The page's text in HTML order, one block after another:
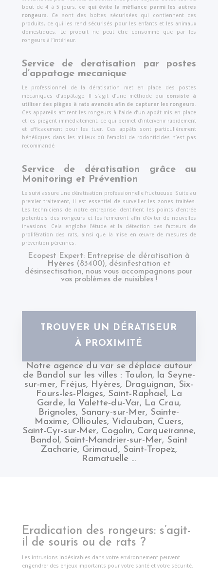
bout de 4 à 5 jours, ce qui évite la méfiance parmi les autres
rongeurs.
Ce sont des boîtes sécurisées qui contiennent ces
produits, ce qui les rend sécurisés pour les enfants et les animaux
domestiques. Le produit ne peut être consommé que par les
rongeurs à l’intérieur.
Service de deratisation par postes
d’appatage mecanique
Le professionnel de la dératisation met en place des postes
mécaniques d’appâtage. Il s’agit d’une méthode qui consiste à
utiliser des pièges à rats avancés afin de capturer les rongeurs
Ces appareils attirent les rongeurs à l’aide d’un appât mis en place
et les piègent immédiatement, ce qui permet d’intervenir rapidement
et efficacement pour les tuer. Ces appâts sont particulièrement
bénéfiques dans les milieux où l’emploi de rodonticides n’est pas
recommandé
Service de dératisation grâce au
Monitoring et Prévention
Le suivi assure une dératisation professionnelle fructueuse. Suite au
premier traitement, il est essentiel de surveiller les zones traitées.
Les techniciens de notre entreprise identifient les points d'entrée
potentiels des rongeurs et les fermeront afin d'éviter de nouvelles
invasions. Cela englobe l'étude et la détection des facteurs de
prolifération des rats, ainsi que la mise en œuvre de mesures de
prévention pérennes.
Ecopest Expert: Entreprise de dératisation à
Hyères(83400), désinfestation et
désinsectisation, nous vous accompagnons pour
vos problèmes de nuisibles !
TROUVER UN DÉRATISEUR
À PROXIMITÉ
Notre agence du var se déplace autour
de Bandol sur les villes : Toulon, la Seyne-
sur-mer, Fréjus, Hyères, Draguignan, Six-
Fours-les-Plages, Saint-Raphael, La
Garde, la Valette-du-Var, La Crau,
Brignoles, Sanary-sur-Mer, Sainte-
Maxime, Ollioules, Vidauban, Cuers,
Saint-Cyr-sur-Mer, Cogolin, Carqueiranne,
Bandol, Saint-Mandrier-sur-Mer, Saint
Zacharie, Grimaud, Saint-Tropez,
Ramatuelle …
Eradication des rongeurs: s’agit-
il de souris ou de rats ?
Les intrusions indésirables dans votre environnement peuvent
engendrer des enjeux importants pour votre santé et votre sécurité.